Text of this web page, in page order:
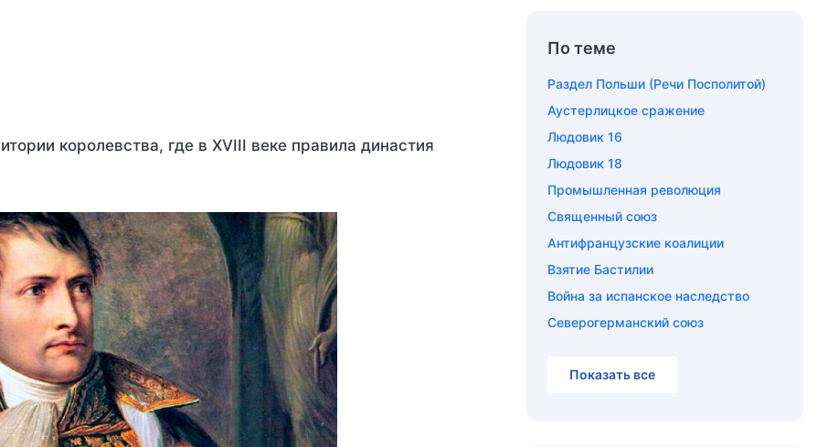
королевства, где в XVIII веке правила династия
По теме
Раздел Польши (Речи Посполитой)
Аустерлицкое сражение
Людовик 16
Людовик 18
Промышленная революция
Священный союз
Антифранцузские коалиции
Взятие Бастилии
Война за испанское наследство
Северогерманский союз
Показать все